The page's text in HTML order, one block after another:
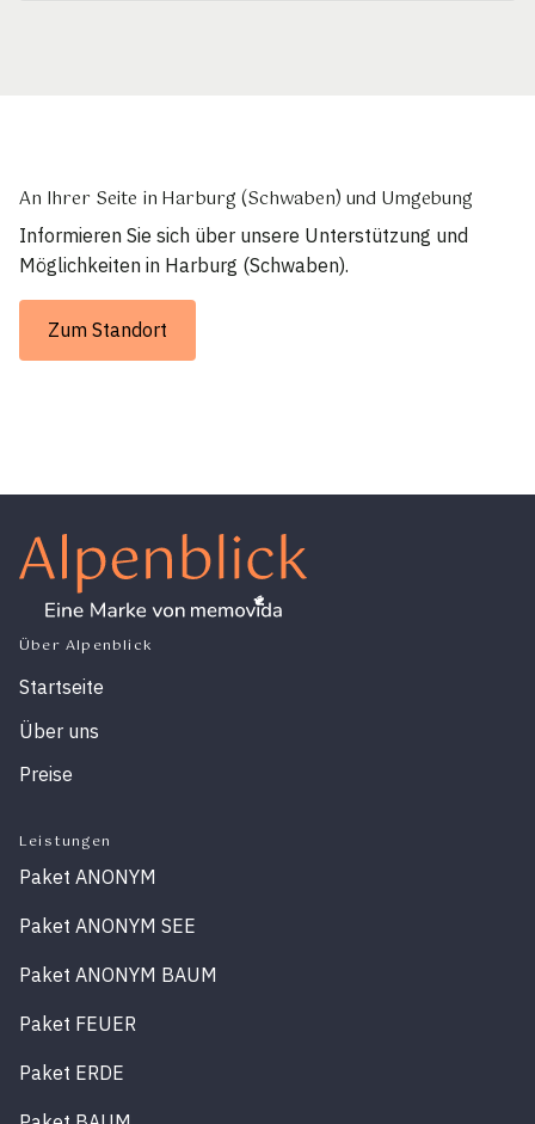
An Ihrer Seite in Harburg (Schwaben) und Umgebung
Informieren Sie sich über unsere Unterstützung und
Möglichkeiten in Harburg (Schwaben).
Zum Standort
Über Alpenblick
Startseite
Über uns
Preise
Leistungen
Paket ANONYM
Paket ANONYM SEE
Paket ANONYM BAUM
Paket FEUER
Paket ERDE